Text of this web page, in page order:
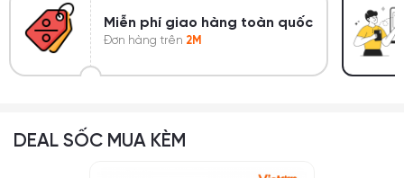
Miễn phí giao hàng toàn quốc
Đơn hàng trên 2M
DEAL SỐC MUA KÈM